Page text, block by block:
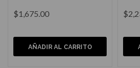
$1,675.00
AÑADIR AL CARRITO